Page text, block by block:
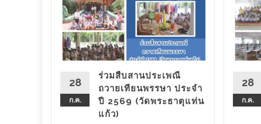
28
ก.ค.
ร่วมสืบสานประเพณี
ถวายเทียนพรรษา ประจํา
ปี 2569 (วัดพระธาตุแท่น
แก้ว)
28
ก.ค.